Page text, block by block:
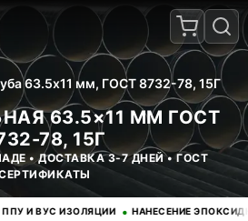
63.5x11 мм, ГОСТ 8732-78, 15Г
63.5×11 ММ ГОСТ
78, 15Г
• ДОСТАВКА 3-7 ДНЕЙ • ГОСТ
ВУС ИЗОЛЯЦИИ • НАНЕСЕНИЕ ЭПОКСИДНОГО